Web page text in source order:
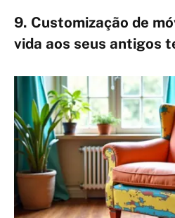
9. Customização de
vida aos seus antigos